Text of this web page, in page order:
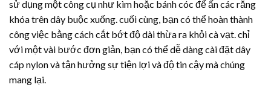
sử dụng một công cụ như kìm hoặc bánh cóc để ấn các răng
khóa trên dây buộc xuống. cuối cùng, bạn có thể hoàn thành
công việc bằng cách cắt bớt độ dài thừa ra khỏi cà vạt. chỉ
với một vài bước đơn giản, bạn có thể dễ dàng cài đặt dây
cáp nylon và tận hưởng sự tiện lợi và độ tin cậy mà chúng
mang lại.